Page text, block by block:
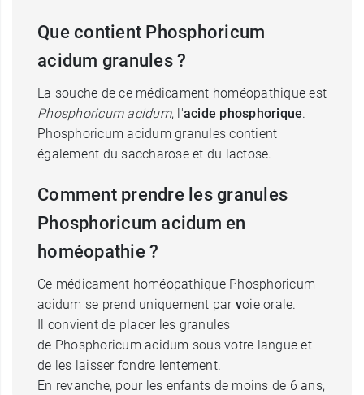
Que contient Phosphoricum
acidum granules ?
La souche de ce médicament homéopathique est
Phosphoricum acidum, l'acide phosphorique.
Phosphoricum acidum granules contient
également du saccharose et du lactose.
Comment prendre les granules
Phosphoricum acidum en
homéopathie ?
Ce médicament homéopathique Phosphoricum
acidum se prend uniquement par voie orale.
Il convient de placer les granules
de Phosphoricum acidum sous votre langue et
de les laisser fondre lentement.
En revanche, pour les enfants de moins de 6 ans,